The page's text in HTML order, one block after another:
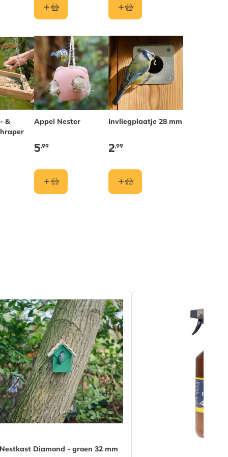
&
Appel Nester
5,99
Invliegplaatje 28 mm
2,99
Nestkast Diamond - groen 32 mm